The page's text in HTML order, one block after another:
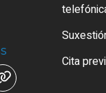
Cita